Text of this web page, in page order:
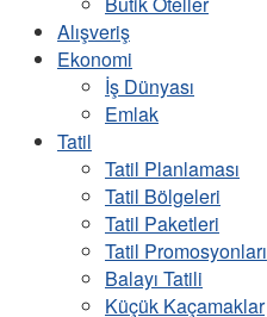
Alışveriş
Ekonomi
İş Dünyası
Emlak
Tatil
Tatil Planlaması
Tatil Bölgeleri
Tatil Paketleri
Tatil Promosyonları
Balayı Tatili
Küçük Kaçamaklar